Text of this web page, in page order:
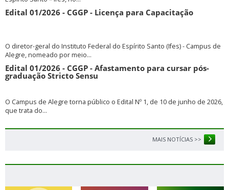
Edital 01/2026 - CGGP - Licença para Capacitação
O diretor-geral do Instituto Federal do Espírito Santo (Ifes) - Campus de
Alegre, nomeado por meio...
Edital 01/2026 - CGGP - Afastamento para cursar pós-
graduação Stricto Sensu
O Campus de Alegre torna público o Edital Nº 1, de 10 de junho de 2026,
que trata do...
MAIS NOTÍCIAS >>